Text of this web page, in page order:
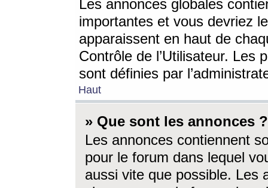
Les annonces globales
importantes et vous devriez
apparaissent en haut de
Contrôle de l’Utilisateur. Les
sont définies par
Haut
» Que sont les annonces ?
Les annonces contiennent
pour le forum dans lequel
aussi vite que possible. Les